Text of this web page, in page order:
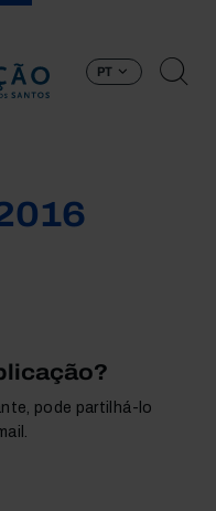
PT
pode partilhá-lo